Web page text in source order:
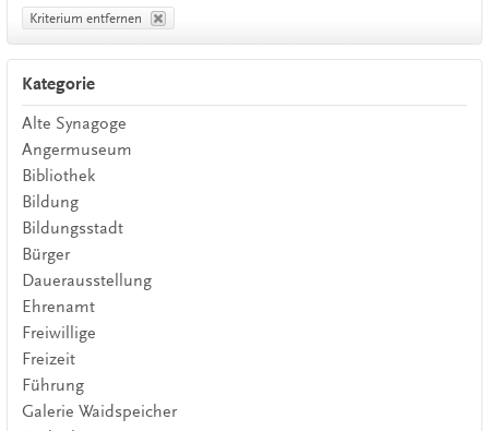
Kriterium entfernen
Kategorie
Alte Synagoge
Angermuseum
Bibliothek
Bildung
Bildungsstadt
Bürger
Dauerausstellung
Ehrenamt
Freiwillige
Freizeit
Führung
Galerie Waidspeicher